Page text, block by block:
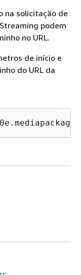
na solicitação de
podem
no URL.
de início e
do URL da